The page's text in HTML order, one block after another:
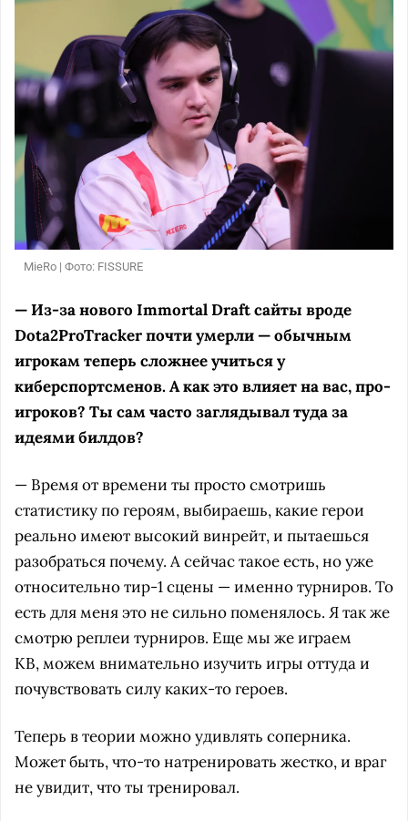
MieRo | Фото: FISSURE
— Из-за нового Immortal Draft сайты вроде
Dota2ProTracker почти умерли — обычным
игрокам теперь сложнее учиться у
киберспортсменов. А как это влияет на вас, про-
игроков? Ты сам часто заглядывал туда за
идеями билдов?
— Время от времени ты просто смотришь
статистику по героям, выбираешь, какие герои
реально имеют высокий винрейт, и пытаешься
разобраться почему. А сейчас такое есть, но уже
относительно тир-1 сцены — именно турниров. То
есть для меня это не сильно поменялось. Я так же
смотрю реплеи турниров. Еще мы же играем
КВ, можем внимательно изучить игры оттуда и
почувствовать силу каких-то героев.
Теперь в теории можно удивлять соперника.
Может быть, что-то натренировать жестко, и враг
не увидит, что ты тренировал.